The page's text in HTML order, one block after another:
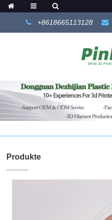
+8618665113128
Produkte